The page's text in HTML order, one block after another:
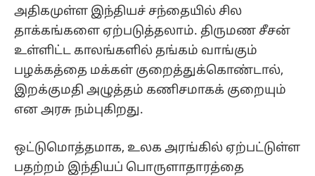
அதிகமுள்ள இந்தியச் சந்தையில் சில
தாக்கங்களை ஏற்படுத்தலாம். திருமண சீசன்
உள்ளிட்ட காலங்களில் தங்கம் வாங்கும்
பழக்கத்தை மக்கள் குறைத்துக்கொண்டால்,
இறக்குமதி அழுத்தம் கணிசமாகக் குறையும்
என அரசு நம்புகிறது.
ஒட்டுமொத்தமாக, உலக அரங்கில் ஏற்பட்டுள்ள
பதற்றம் இந்தியப் பொருளாதாரத்தை